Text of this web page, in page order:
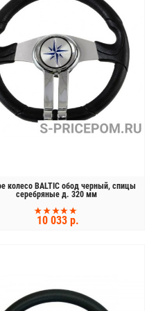
лодка ПВХ Флинк (Flinc)
FТ320A НДНД
700 р. 44 900 р.
колесо BALTIC обод черный, спицы
серебряные д. 320 мм
10 033 р.